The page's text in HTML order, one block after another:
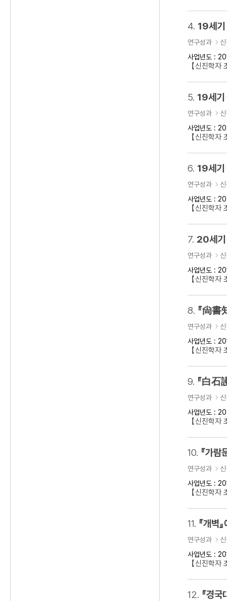
4. 19세기
연구성과
사업년도 :
【신진학
5. 19세기
연구성과
사업년도 :
【신진학
6. 19세기
연구성과
사업년도 :
【신진학
7. 20세기
연구성과
사업년도 :
【신진학
8. 『尙書
연구성과
사업년도 :
【신진학
9. 『白石
연구성과
사업년도 :
【신진학
10. 『가
연구성과
사업년도 :
【신진학
11. 『개벽
연구성과
사업년도 :
【신진학
12. 『경국